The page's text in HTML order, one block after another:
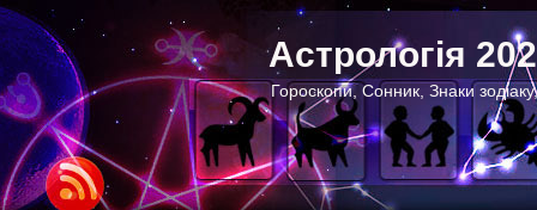
Астрологія
Гороскопи, Сонник, Знаки